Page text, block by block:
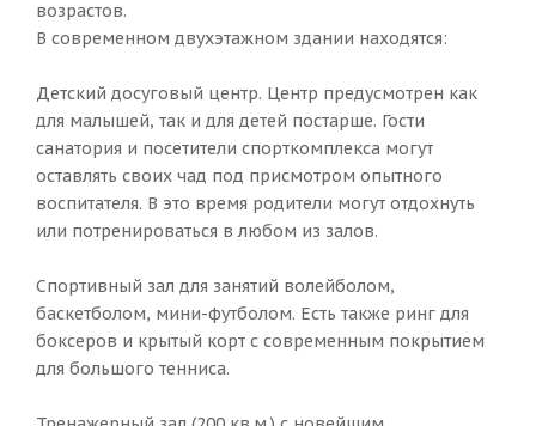
возрастов.
В современном двухэтажном здании находятся:
Детский досуговый центр. Центр предусмотрен как
для малышей, так и для детей постарше. Гости
санатория и посетители спорткомплекса могут
оставлять своих чад под присмотром опытного
воспитателя. В это время родители могут отдохнуть
или потренироваться в любом из залов.
Спортивный зал для занятий волейболом,
баскетболом, мини-футболом. Есть также ринг для
боксеров и крытый корт с современным покрытием
для большого тенниса.